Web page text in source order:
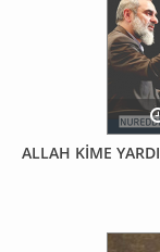
ALLAH KİME